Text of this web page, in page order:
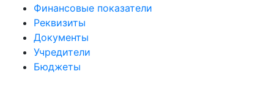
Финансовые показатели
Реквизиты
Документы
Учредители
Бюджеты